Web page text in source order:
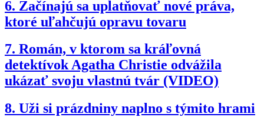
6. Začínajú sa uplatňovať nové práva,
ktoré uľahčujú opravu tovaru
7. Román, v ktorom sa kráľovná
detektívok Agatha Christie odvážila
ukázať svoju vlastnú tvár (VIDEO)
8. Uži si prázdniny naplno s týmito hrami